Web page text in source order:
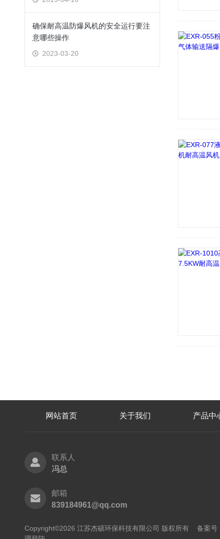
确保耐高温防爆风机的安全运行要注
意哪些操作
2023-03-20
网站首页 关于我们 产品中
联系人
冯总
邮箱
839184961@qq.com
Copyright©2026 江苏杰硕环保科技有限公司 版权所有 备案号